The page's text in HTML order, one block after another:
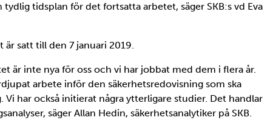
tidsplan för det fortsatta arbetet, säger SKB:s vd Eva
satt till den 7 januari 2019.
är inte nya för oss och vi har jobbat med dem i flera år.
arbete inför den säkerhetsredovisning som ska
har också initierat några ytterligare studier. Det handlar
säger Allan Hedin, säkerhetsanalytiker på SKB.